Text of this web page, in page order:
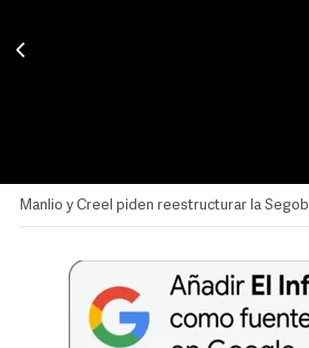
Manlio y Creel piden reestructurar la Segob